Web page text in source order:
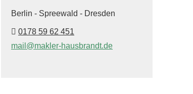
Berlin - Spreewald - Dresden
0178 59 62 451
mail@makler-hausbrandt.de